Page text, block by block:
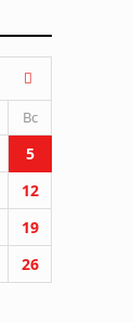
Вс
5
12
19
26